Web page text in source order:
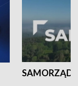
SAMORZĄD